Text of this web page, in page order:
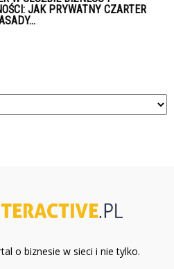
JAK PRYWATNY CZARTER
o biznesie w sieci i nie tylko.